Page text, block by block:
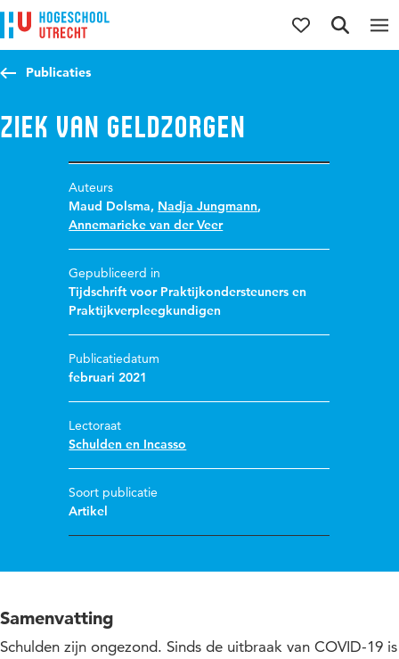
Direct naar de inhoud
Direct naar de hoofdnavigatie
Direct naar de zoekfunctie
Publicaties
Ziek van geldzorgen
Auteurs
Maud Dolsma, Nadja Jungmann,
Annemarieke van der Veer
Gepubliceerd in
Tijdschrift voor Praktijkondersteuners en
Praktijkverpleegkundigen
Publicatiedatum
februari 2021
Lectoraat
Schulden en Incasso
Soort publicatie
Artikel
Samenvatting
Schulden zijn ongezond. Sinds de uitbraak van COVID-19 is